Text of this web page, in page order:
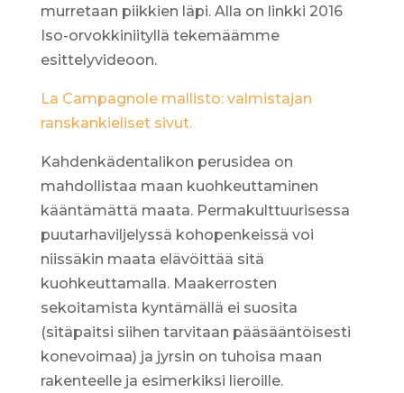
murretaan piikkien läpi. Alla on linkki 2016
Iso-orvokkiniityllä tekemäämme
esittelyvideoon.
La Campagnole mallisto: valmistajan
ranskankieliset sivut.
Kahdenkädentalikon perusidea on
mahdollistaa maan kuohkeuttaminen
kääntämättä maata. Permakulttuurisessa
puutarhaviljelyssä kohopenkeissä voi
niissäkin maata elävöittää sitä
kuohkeuttamalla. Maakerrosten
sekoitamista kyntämällä ei suosita
(sitäpaitsi siihen tarvitaan pääsääntöisesti
konevoimaa) ja jyrsin on tuhoisa maan
rakenteelle ja esimerkiksi lieroille.